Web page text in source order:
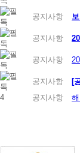
공지사항
공지사항
공지사항
공지사항
[
4
공지사항